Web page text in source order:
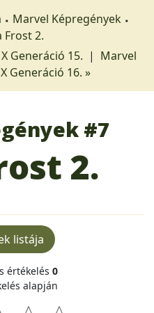
Marvel Képregények
Frost 2.
Generáció 15. | Marvel
Generáció 16. »
#7
2.
listája
értékelés 0
alapján